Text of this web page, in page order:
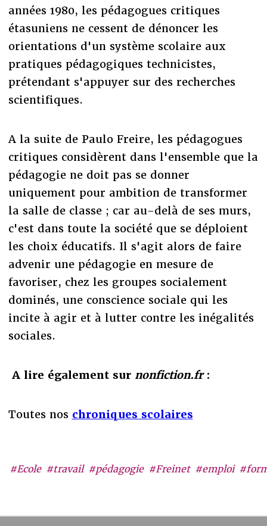
#Ecole #travail #pédagogie #Freinet #emploi
années 1980, les pédagogues critiques
étasuniens ne cessent de dénoncer les
orientations d'un système scolaire aux
pratiques pédagogiques technicistes,
prétendant s'appuyer sur des recherches
scientifiques.
A la suite de Paulo Freire, les pédagogues
critiques considèrent dans l'ensemble que la
pédagogie ne doit pas se donner
uniquement pour ambition de transformer
la salle de classe ; car au-delà de ses murs,
c'est dans toute la société que se déploient
les choix éducatifs. Il s'agit alors de faire
advenir une pédagogie en mesure de
favoriser, chez les groupes socialement
dominés, une conscience sociale qui les
incite à agir et à lutter contre les inégalités
sociales.
A lire également sur nonfiction.fr :
Toutes nos chroniques scolaires